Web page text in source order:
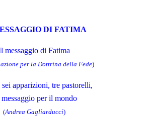
DI FATIMA
messaggio di Fatima
per la Dottrina della Fede)
sei apparizioni, tre pastorelli,
per il mondo
(Andrea Gagliarducci)